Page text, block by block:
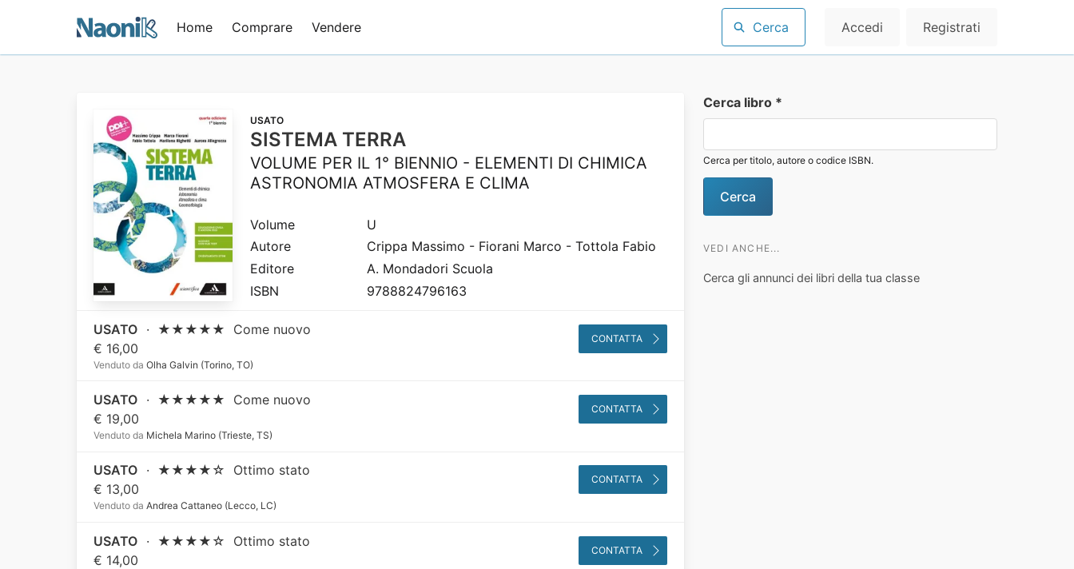
Home Comprare Vendere Cerca Accedi Registrati
USATO
SISTEMA TERRA
VOLUME PER IL 1° BIENNIO - ELEMENTI DI CHIMICA
ASTRONOMIA ATMOSFERA E CLIMA
Volume
U
Autore
Crippa Massimo - Fiorani Marco - Tottola Fabio
Editore
A. Mondadori Scuola
ISBN
9788824796163
USATO · ★★★★★
Come nuovo
€ 16,00
Venduto da Olha Galvin (Torino, TO)
CONTATTA
USATO · ★★★★★
Come nuovo
€ 19,00
Venduto da Michela Marino (Trieste, TS)
CONTATTA
USATO · ★★★★☆
Ottimo stato
€ 13,00
Venduto da Andrea Cattaneo (Lecco, LC)
CONTATTA
USATO · ★★★★☆
Ottimo stato
€ 14,00
CONTATTA
Cerca libro *
Cerca per titolo, autore o codice ISBN.
VEDI ANCHE...
Cerca gli annunci dei libri della tua classe